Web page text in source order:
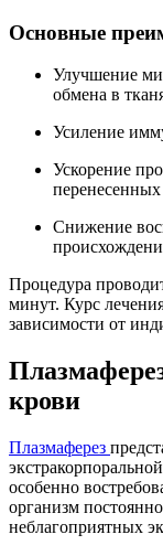
Основные
Улучшение
обмена в
Усиление
Ускорение
Снижение
Процедура
минут. Курс
зависимости от
крови
Плазмаферез
особенно
организм
неблагоприятных